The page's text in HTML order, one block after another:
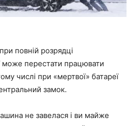
повній розрядці
може перестати працювати
числі при «мертвої» батареї
замок.
не завелася і ви майже